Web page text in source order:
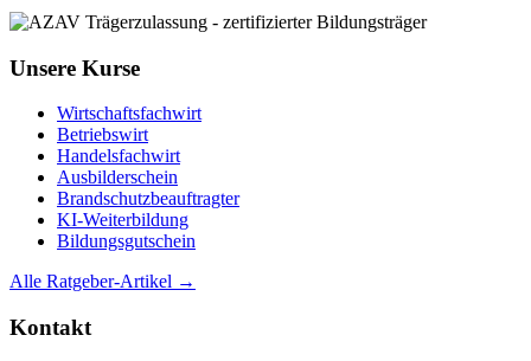
Unsere Kurse
Wirtschaftsfachwirt
Betriebswirt
Handelsfachwirt
Ausbilderschein
Brandschutzbeauftragter
KI-Weiterbildung
Bildungsgutschein
Alle Ratgeber-Artikel →
Kontakt